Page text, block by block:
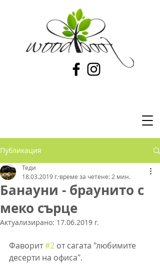
Публикация
Банауни - браунито с
меко сърце
Теди
18.03.2019 г. време за четене: 2 мин.
Актуализирано: 17.06.2019 г.
Фаворит #2 от сагата "любимите
десерти на офиса".